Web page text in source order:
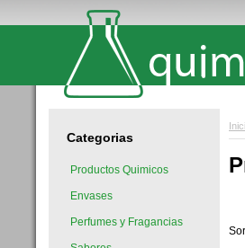
Categorias
Productos Quimicos
Envases
Perfumes y Fragancias